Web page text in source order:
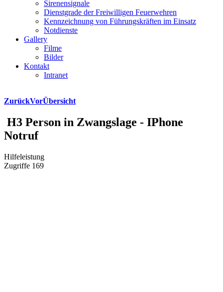
Sirenensignale
Dienstgrade der Freiwilligen Feuerwehren
Kennzeichnung von Führungskräften im Einsatz
Notdienste
Gallery
Filme
Bilder
Kontakt
Intranet
ZurückVorÜbersicht
H3 Person in Zwangslage - IPhone
Notruf
Hilfeleistung
Zugriffe 169